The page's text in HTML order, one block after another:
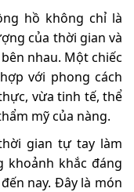
hồ không chỉ là
của thời gian và
nhau. Một chiếc
với phong cách
vừa tinh tế, thể
mỹ của nàng.
gian tự tay làm
khoảnh khắc đáng
nay. Đây là món